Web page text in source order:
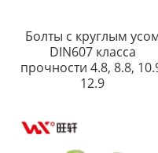
Болты с круглым
DIN607 класса
прочности 4.8, 8.8,
12.9